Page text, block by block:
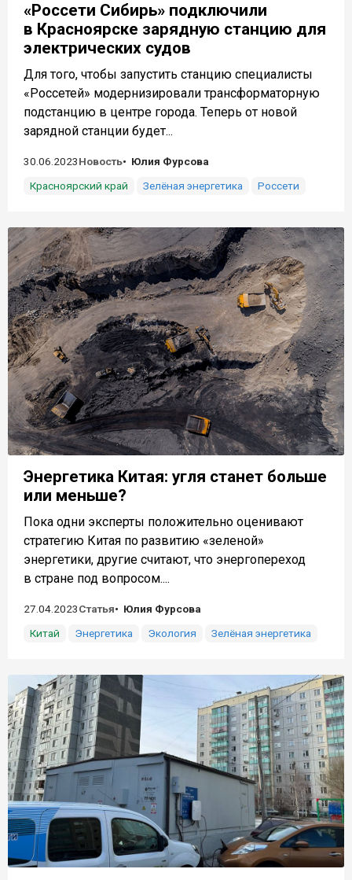
«Россети Сибирь» подключили
в Красноярске зарядную станцию для
электрических судов
Для того, чтобы запустить станцию специалисты
«Россетей» модернизировали трансформаторную
подстанцию в центре города. Теперь от новой
зарядной станции будет...
30.06.2023Новость
Юлия Фурсова
Красноярский край
Зелёная энергетика Россети
Энергетика Китая: угля станет больше
или меньше?
Пока одни эксперты положительно оценивают
стратегию Китая по развитию «зеленой»
энергетики, другие считают, что энергопереход
в стране под вопросом....
27.04.2023Статья
Юлия Фурсова
Китай
Энергетика Экология Зелёная энергетика